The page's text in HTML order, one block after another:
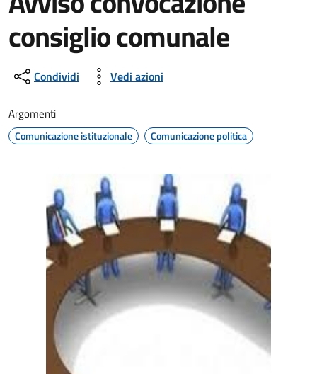
consiglio comunale
Dettagli della notizia
Condividi Vedi azioni
Argomenti
Comunicazione istituzionale Comunicazione politica